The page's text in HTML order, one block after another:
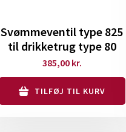
Svømmeventil type 825
til drikketrug type 80
385,00 kr.
TILFØJ TIL KURV